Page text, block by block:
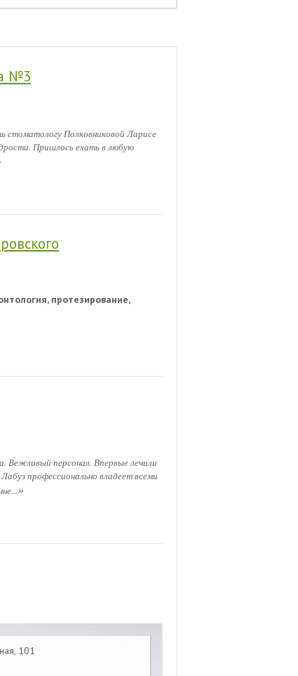
№3
стоматологу Полковниковой Ларисе
Пришлось ехать в любую
протезирование,
Вежливый персонал. Впервые лечили
профессионально владеет всеми
»
101